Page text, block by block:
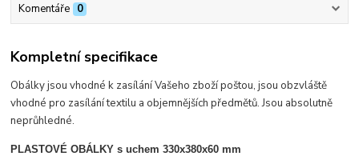
Komentáře 0
Kompletní specifikace
Obálky jsou vhodné k zasílání Vašeho zboží poštou, jsou obzvláště
vhodné pro zasílání textilu a objemnějších předmětů. Jsou absolutně
neprůhledné.
PLASTOVÉ OBÁLKY s uchem 330x380x60 mm